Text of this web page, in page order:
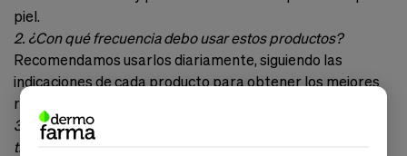
piel.
2. ¿Con qué frecuencia debo usar estos productos?
Recomendamos usarlos diariamente, siguiendo las
indicaciones de cada producto para obtener los mejores
resultados.
3. ¿Puedo usar el Blemish Control Gel junto con otros
tratamientos tópicos?